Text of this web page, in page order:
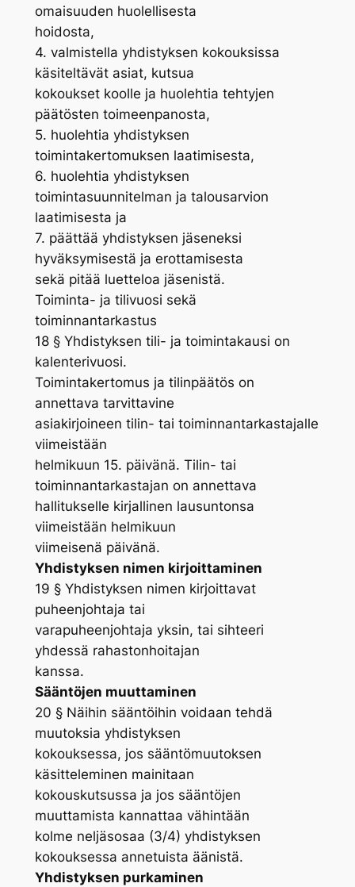
omaisuuden huolellisesta
hoidosta,
4. valmistella yhdistyksen kokouksissa
käsiteltävät asiat, kutsua
kokoukset koolle ja huolehtia tehtyjen
päätösten toimeenpanosta,
5. huolehtia yhdistyksen
toimintakertomuksen laatimisesta,
6. huolehtia yhdistyksen
toimintasuunnitelman ja talousarvion
laatimisesta ja
7. päättää yhdistyksen jäseneksi
hyväksymisestä ja erottamisesta
sekä pitää luetteloa jäsenistä.
Toiminta- ja tilivuosi sekä
toiminnantarkastus
18 § Yhdistyksen tili- ja toimintakausi on
kalenterivuosi.
Toimintakertomus ja tilinpäätös on
annettava tarvittavine
asiakirjoineen tilin- tai toiminnantarkastajalle
viimeistään
helmikuun 15. päivänä. Tilin- tai
toiminnantarkastajan on annettava
hallitukselle kirjallinen lausuntonsa
viimeistään helmikuun
viimeisenä päivänä.
Yhdistyksen nimen kirjoittaminen
19 § Yhdistyksen nimen kirjoittavat
puheenjohtaja tai
varapuheenjohtaja yksin, tai sihteeri
yhdessä rahastonhoitajan
kanssa.
Sääntöjen muuttaminen
20 § Näihin sääntöihin voidaan tehdä
muutoksia yhdistyksen
kokouksessa, jos sääntömuutoksen
käsitteleminen mainitaan
kokouskutsussa ja jos sääntöjen
muuttamista kannattaa vähintään
kolme neljäsosaa (3/4) yhdistyksen
kokouksessa annetuista äänistä.
Yhdistyksen purkaminen